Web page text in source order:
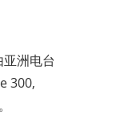
洲电台
300,